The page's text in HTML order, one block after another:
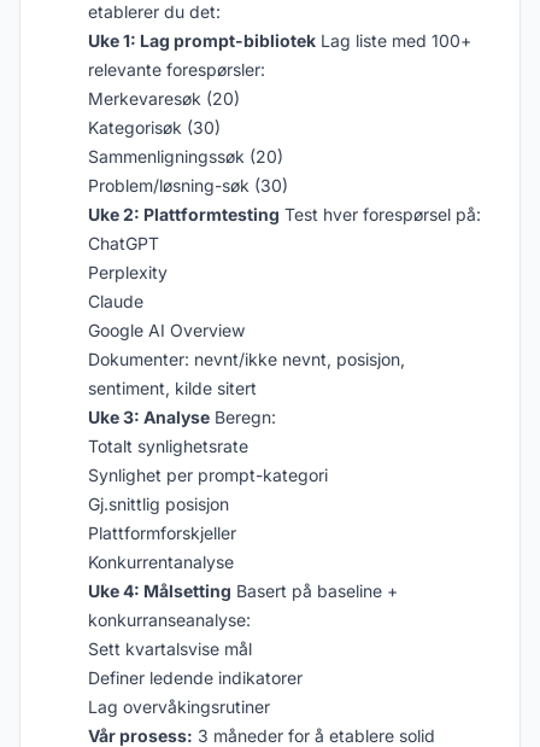
etablerer du det:
Uke 1: Lag prompt-bibliotek Lag liste med 100+
relevante forespørsler:
Merkevaresøk (20)
Kategorisøk (30)
Sammenligningssøk (20)
Problem/løsning-søk (30)
Uke 2: Plattformtesting Test hver forespørsel på:
ChatGPT
Perplexity
Claude
Google AI Overview
Dokumenter: nevnt/ikke nevnt, posisjon,
sentiment, kilde sitert
Uke 3: Analyse Beregn:
Totalt synlighetsrate
Synlighet per prompt-kategori
Gj.snittlig posisjon
Plattformforskjeller
Konkurrentanalyse
Uke 4: Målsetting Basert på baseline +
konkurranseanalyse:
Sett kvartalsvise mål
Definer ledende indikatorer
Lag overvåkingsrutiner
Vår prosess: 3 måneder for å etablere solid